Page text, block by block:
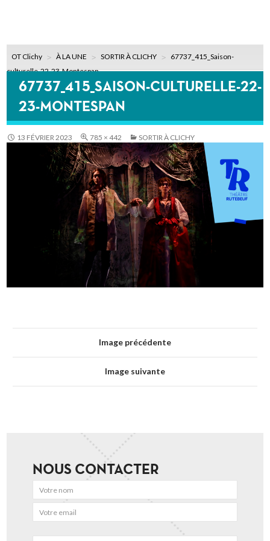
OT Clichy À LA UNE SORTIR À CLICHY
67737_415_Saison-
culturelle-22-23-Montespan
67737_415_SAISON-CULTURELLE-22-
23-MONTESPAN
13 FÉVRIER 2023 785 × 442 SORTIR À CLICHY
Image précédente
Image suivante
NOUS CONTACTER